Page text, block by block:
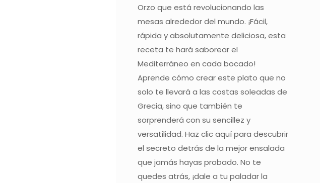
Orzo que está revolucionando las
mesas alrededor del mundo. ¡Fácil,
rápida y absolutamente deliciosa, esta
receta te hará saborear el
Mediterráneo en cada bocado!
Aprende cómo crear este plato que no
solo te llevará a las costas soleadas de
Grecia, sino que también te
sorprenderá con su sencillez y
versatilidad. Haz clic aquí para descubrir
el secreto detrás de la mejor ensalada
que jamás hayas probado. No te
quedes atrás, ¡dale a tu paladar la